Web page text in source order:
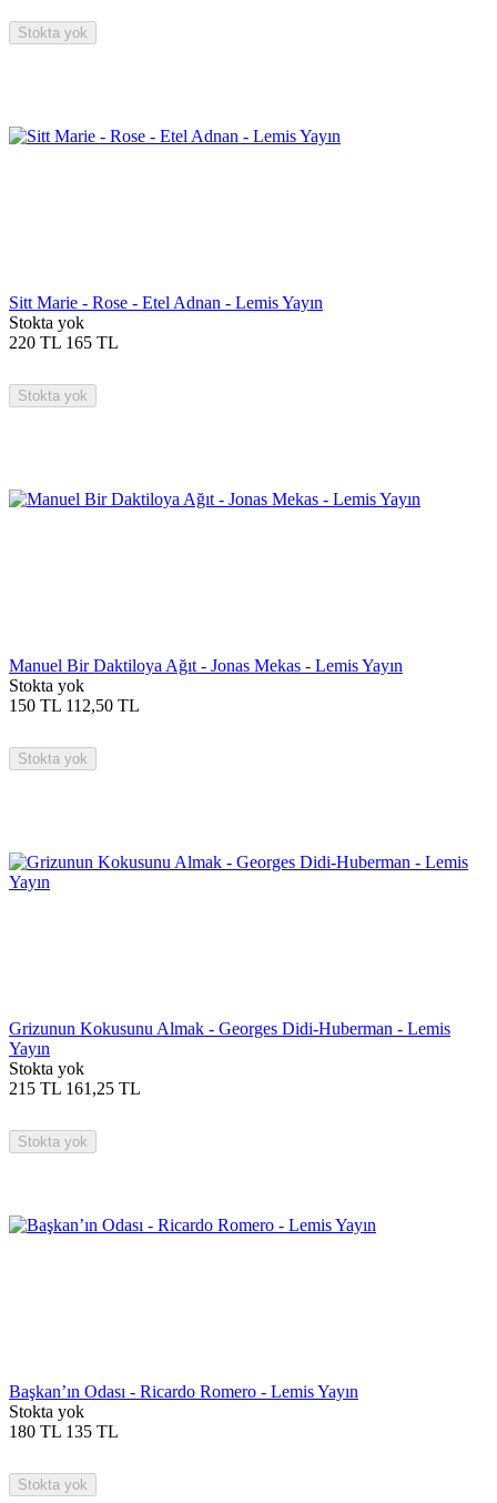
Stokta yok
Sitt Marie - Rose - Etel Adnan - Lemis Yayın
Stokta yok
220 TL 165 TL
Stokta yok
Manuel Bir Daktiloya Ağıt - Jonas Mekas - Lemis Yayın
Stokta yok
150 TL 112,50 TL
Stokta yok
Grizunun Kokusunu Almak - Georges Didi-Huberman - Lemis
Yayın
Stokta yok
215 TL 161,25 TL
Stokta yok
Başkan’ın Odası - Ricardo Romero - Lemis Yayın
Stokta yok
180 TL 135 TL
Stokta yok